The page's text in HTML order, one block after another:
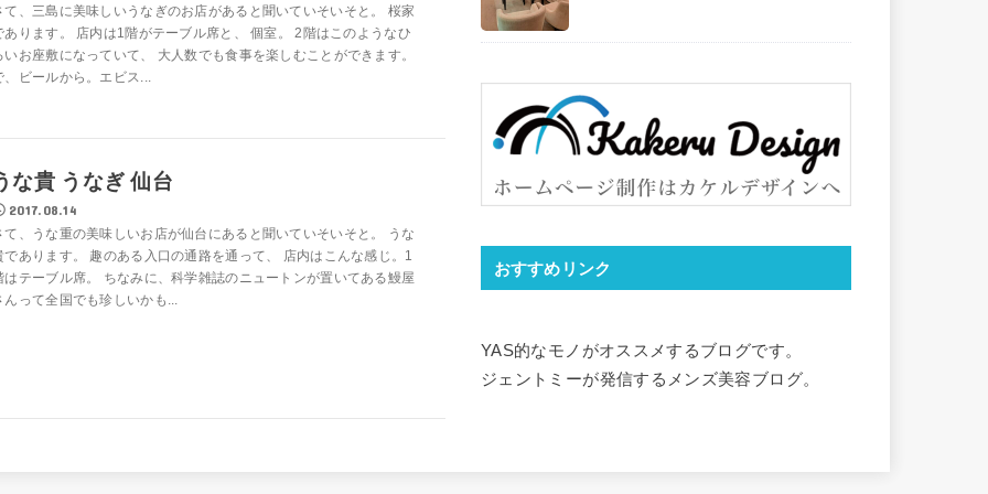
て、三島に美味しいうなぎのお店があると聞いていそいそと。 桜家
あります。 店内は1階がテーブル席と、 個室。 2階はこのようなひ
いお座敷になっていて、 大人数でも食事を楽しむことができます。
、ビールから。エビス...
な貴 うなぎ 仙台
2017.08.14
て、うな重の美味しいお店が仙台にあると聞いていそいそと。 うな
であります。 趣のある入口の通路を通って、 店内はこんな感じ。1
はテーブル席。 ちなみに、科学雑誌のニュートンが置いてある鰻屋
んって全国でも珍しいかも...
おすすめリンク